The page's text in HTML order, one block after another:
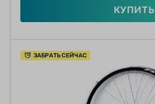
КУПИТЬ
ЗАБРАТЬ СЕЙЧАС